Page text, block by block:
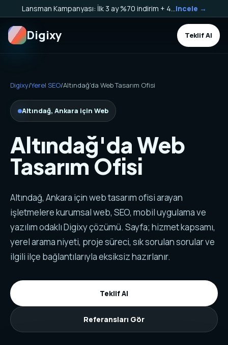
Incele →
Digixy Teklif Al
Digixy/Yerel SEO/Altındağ'da Web Tasarım Ofisi
Altındağ, Ankara için Web
Altındağ'da Web
Tasarım Ofisi
Altındağ, Ankara için web tasarım ofisi arayan
işletmelere kurumsal web, SEO, mobil uygulama ve
yazılım odaklı Digixy çözümü. Sayfa; hizmet kapsamı,
yerel arama niyeti, proje süreci, sık sorulan sorular ve
ilgili ilçe bağlantılarıyla eksiksiz hazırlanır.
Teklif Al
Referansları Gör